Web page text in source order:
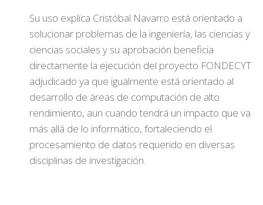
Su uso explica Cristóbal Navarro está orientado a
solucionar problemas de la ingeniería, las ciencias y
ciencias sociales y su aprobación beneficia
directamente la ejecución del proyecto FONDECYT
adjudicado ya que igualmente está orientado al
desarrollo de áreas de computación de alto
rendimiento, aun cuando tendrá un impacto que va
más allá de lo informático, fortaleciendo el
procesamiento de datos requerido en diversas
disciplinas de investigación.